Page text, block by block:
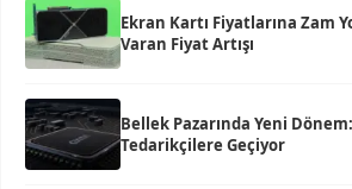
Ekran Kartı Fiyatlarına Zam
Varan Fiyat Artışı
Bellek Pazarında Yeni
Tedarikçilere Geçiyor